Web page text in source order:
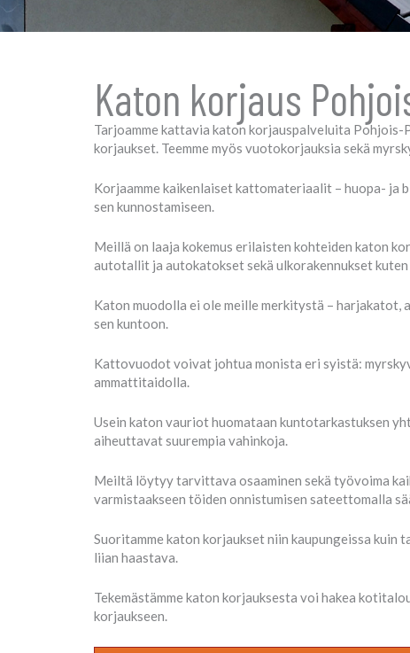
Katon korjaus
Tarjoamme kattavia katon korjauspalveluita
korjaukset. Teemme myös vuotokorjauksia sekä
Korjaamme kaikenlaiset kattomateriaalit – huopa-
sen kunnostamiseen.
Meillä on laaja kokemus erilaisten kohteiden katon
autotallit ja autokatokset sekä ulkorakennukset
Katon muodolla ei ole meille merkitystä – harjakatot,
sen kuntoon.
Kattovuodot voivat johtua monista eri syistä:
ammattitaidolla.
Usein katon vauriot huomataan kuntotarkastuksen
aiheuttavat suurempia vahinkoja.
Meiltä löytyy tarvittava osaaminen sekä työvoima
varmistaakseen töiden onnistumisen sateettomalla
Suoritamme katon korjaukset niin kaupungeissa kuin
liian haastava.
Tekemästämme katon korjauksesta voi hakea
korjaukseen.